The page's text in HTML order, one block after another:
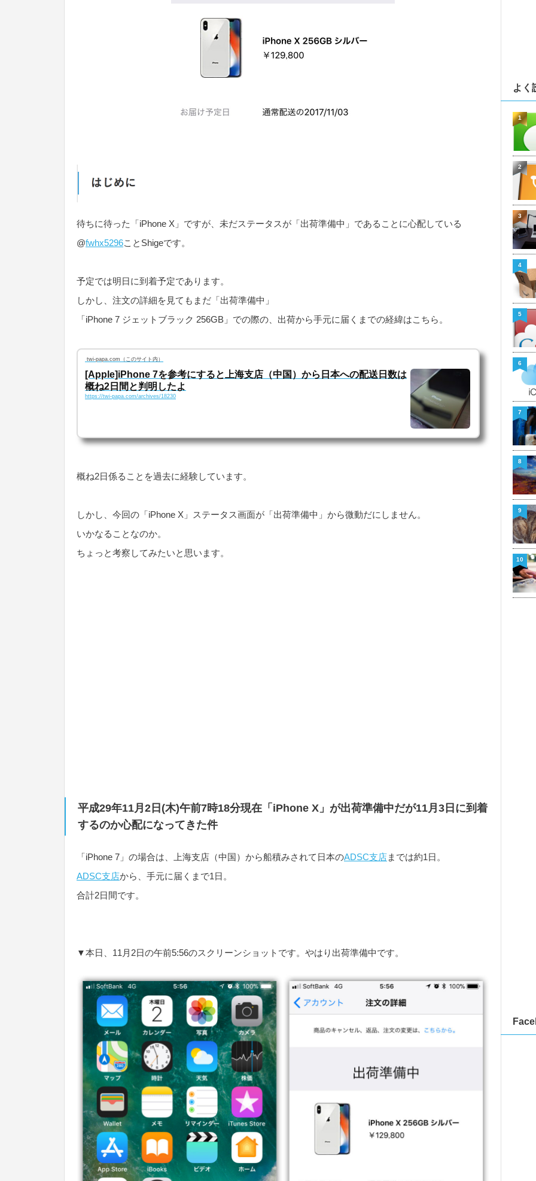
待ちに待った「iPhone X」ですが、未だステータスが「出荷準備中」であることに心配している
@fwhx5296ことShigeです。
予定では明日に到着予定であります。
しかし、注文の詳細を見てもまだ「出荷準備中」
「iPhone 7 ジェットブラック 256GB」での際の、出荷から手元に届くまでの経緯はこちら。
twi-papa.com（このサイト内）
[Apple]iPhone 7を参考にすると上海支店（中国）から日本への配送日数は
概ね2日間と判明したよ
https://twi-papa.com/archives/18230
概ね2日係ることを過去に経験しています。
しかし、今回の「iPhone X」ステータス画面が「出荷準備中」から微動だにしません。
いかなることなのか。
ちょっと考察してみたいと思います。
平成29年11月2日(木)午前7時18分現在「iPhone X」が出荷準備中だが11月3日に到着
するのか心配になってきた件
「iPhone 7」の場合は、上海支店（中国）から船積みされて日本のADSC支店までは約1日。
ADSC支店から、手元に届くまで1日。
合計2日間です。
▼本日、11月2日の午前5:56のスクリーンショットです。やはり出荷準備中です。
よく
1
2
3
4
5
6
7
8
9
10